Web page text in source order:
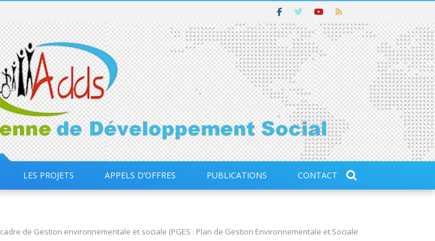
LES PROJETS APPELS D’OFFRES PUBLICATIONS CONTACT
de Gestion environnementale et sociale (PGES : Plan de Gestion Environnementale et Sociale